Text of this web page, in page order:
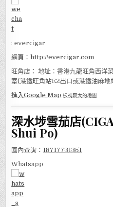
: evercigar
網頁：http://evercigar.com
旺角店： 地址：香港九龍旺角西洋
室(港鐵旺角站E2出口或港鐵油麻地
進入Google Map 檢視較大的地圖
深水埗雪茄店
Shui Po)
國內查詢： 18717731351
Whatsapp